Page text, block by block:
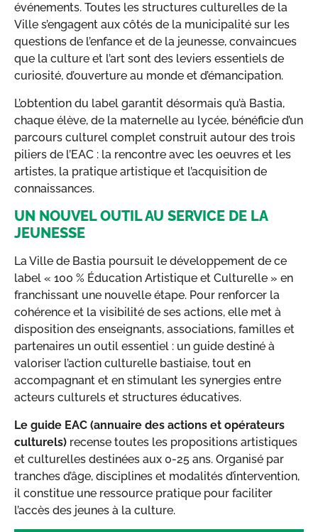
événements. Toutes les structures culturelles de la
Ville s’engagent aux côtés de la municipalité sur les
questions de l’enfance et de la jeunesse, convaincues
que la culture et l’art sont des leviers essentiels de
curiosité, d’ouverture au monde et d’émancipation.
L’obtention du label garantit désormais qu’à Bastia,
chaque élève, de la maternelle au lycée, bénéficie d’un
parcours culturel complet construit autour des trois
piliers de l’EAC : la rencontre avec les oeuvres et les
artistes, la pratique artistique et l’acquisition de
connaissances.
UN NOUVEL OUTIL AU SERVICE DE LA
JEUNESSE
La Ville de Bastia poursuit le développement de ce
label « 100 % Éducation Artistique et Culturelle » en
franchissant une nouvelle étape. Pour renforcer la
cohérence et la visibilité de ses actions, elle met à
disposition des enseignants, associations, familles et
partenaires un outil essentiel : un guide destiné à
valoriser l’action culturelle bastiaise, tout en
accompagnant et en stimulant les synergies entre
acteurs culturels et structures éducatives.
Le guide EAC (annuaire des actions et opérateurs
culturels) recense toutes les propositions artistiques
et culturelles destinées aux 0-25 ans. Organisé par
tranches d’âge, disciplines et modalités d’intervention,
il constitue une ressource pratique pour faciliter
l’accès des jeunes à la culture.